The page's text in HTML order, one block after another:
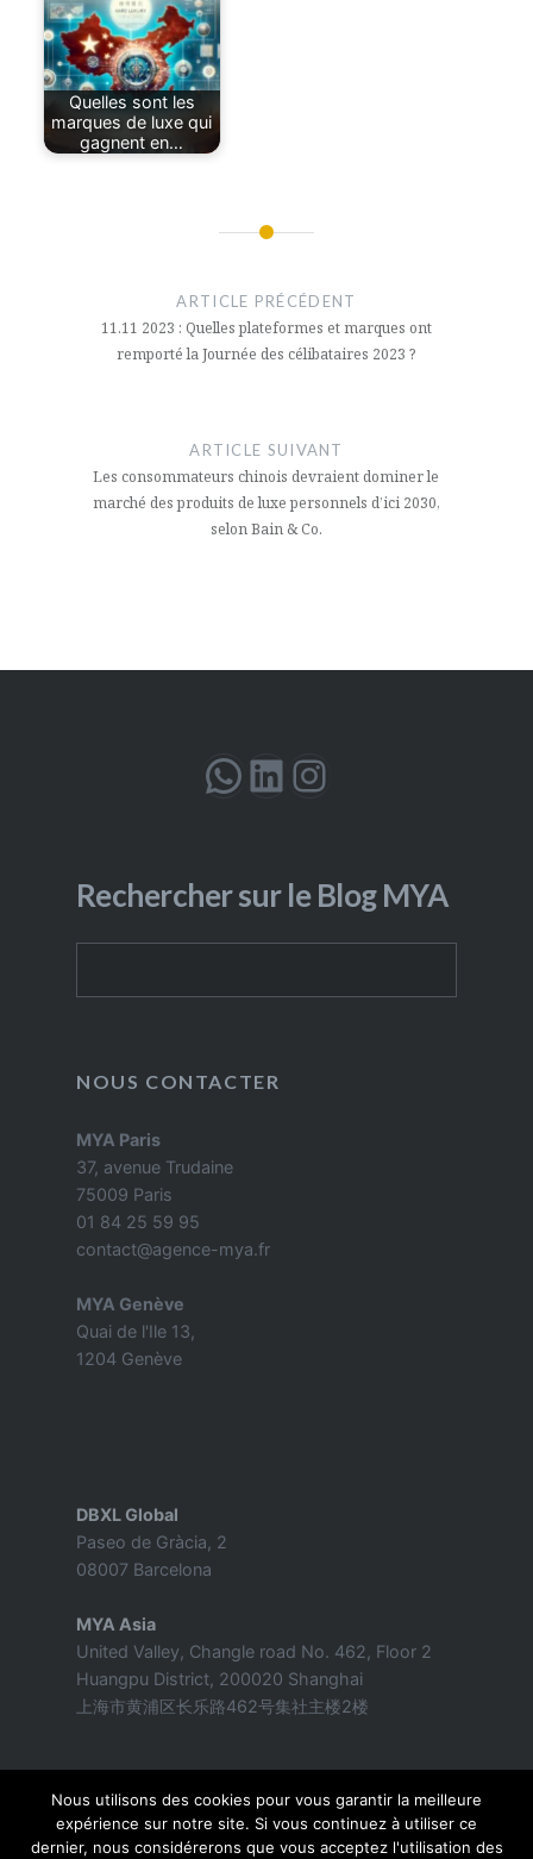
Quelles sont les
marques de luxe qui
gagnent en…
l’article
ARTICLE PRÉCÉDENT
11.11 2023 : Quelles plateformes et marques ont
remporté la Journée des célibataires 2023 ?
ARTICLE SUIVANT
Les consommateurs chinois devraient dominer le
marché des produits de luxe personnels d’ici 2030,
selon Bain & Co.
WhatsApp
LinkedIn
Instagram
Rechercher sur le Blog MYA
NOUS CONTACTER
MYA Paris
37, avenue Trudaine
75009 Paris
01 84 25 59 95
contact@agence-mya.fr
MYA Genève
Quai de l'Ile 13,
1204 Genève
DBXL Global
Paseo de Gràcia, 2
08007 Barcelona
MYA Asia
United Valley, Changle road No. 462, Floor 2
Huangpu District, 200020 Shanghai
上海市黄浦区长乐路462号集社主楼2楼
Nous utilisons des cookies pour vous garantir la meilleure
expérience sur notre site. Si vous continuez à utiliser ce
dernier, nous considérerons que vous acceptez l'utilisation des